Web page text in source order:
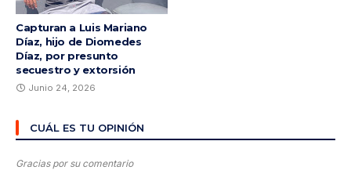
Capturan a Luis Mariano
Díaz, hijo de Diomedes
Díaz, por presunto
secuestro y extorsión
Junio 24, 2026
CUÁL ES TU OPINIÓN
Gracias por su comentario